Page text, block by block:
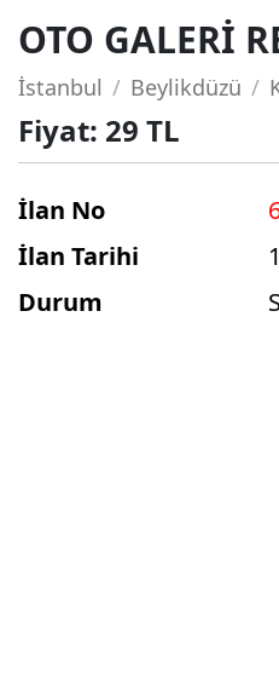
OTO GALERİ
İstanbul Beylikdüzü
Fiyat: 29 TL
İlan No
İlan Tarihi
Durum